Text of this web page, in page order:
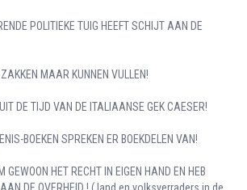
POLITIEKE TUIG HEEFT SCHIJT AAN DE
MAAR KUNNEN VULLEN!
DE TIJD VAN DE ITALIAANSE GEK CAESER!
BOEKEN SPREKEN ER BOEKDELEN VAN!
HET RECHT IN EIGEN HAND EN HEB
DE OVERHEID ! ( land en volksverraders in de